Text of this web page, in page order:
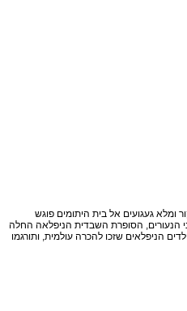
געגועים אל בית היתומים פוגש
הנעורים, הסופרת השבדית הניפלאה החלה
הניפלאים שזכו להכרה עולמית, ותורגמו